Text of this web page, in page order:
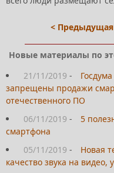
< Предыдущая
Новые материалы по
21/11/2019 -
запрещены продажи
отечественного ПО
06/11/2019 -
5
смартфона
05/11/2019 -
Новая
качество звука на